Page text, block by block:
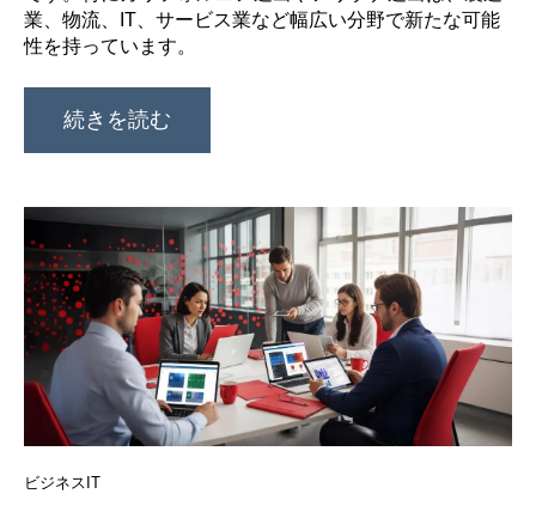
業、物流、IT、サービス業など幅広い分野で新たな可能
性を持っています。
続きを読む
ビジネスIT